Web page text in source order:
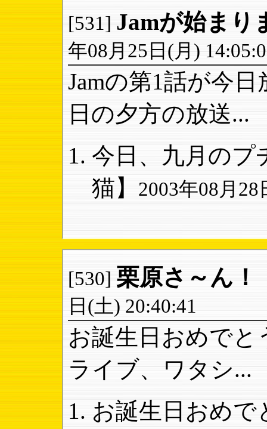
[531] Jamが始まり
年08月25日(月)
Jamの第1話が今
日の夕方の放送...
今日、九月のプ
猫】
2003年08月28
[530] 栗原さ～ん！
日(土) 20:40:41
お誕生日おめでと
ライブ、ワタシ...
お誕生日おめで